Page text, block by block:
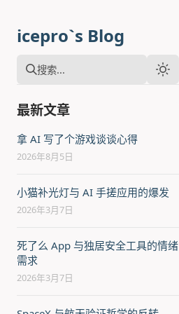
icepro`s Blog
搜索...
最新文章
拿 AI 写了个游戏谈谈心得
2026年8月5日
小猫补光灯与 AI 手搓应用的爆发
2026年3月7日
死了么 App 与独居安全工具的情绪
需求
2026年3月7日